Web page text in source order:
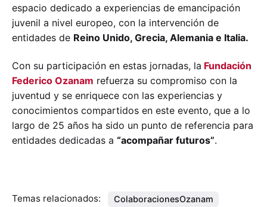
espacio dedicado a experiencias de emancipación
juvenil a nivel europeo, con la intervención de
entidades de Reino Unido, Grecia, Alemania e Italia.
Con su participación en estas jornadas, la Fundación
Federico Ozanam refuerza su compromiso con la
juventud y se enriquece con las experiencias y
conocimientos compartidos en este evento, que a lo
largo de 25 años ha sido un punto de referencia para
entidades dedicadas a “acompañar futuros”.
Temas relacionados: ColaboracionesOzanam